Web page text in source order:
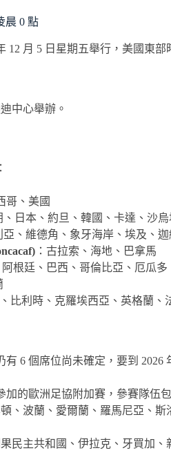
晨 0 點
12 月 5 日星期五舉行，美國東部
中心舉辦。
哥、美國
、日本、約旦、韓國、卡達、沙
亞、維德角、象牙海岸、埃及、
：古拉索、海地、巴拿馬
阿根廷、巴西、哥倫比亞、厄瓜
、比利時、克羅埃西亞、英格蘭
有 6 個席位尚未確定，要到 2026
加的歐洲足協附加賽，參賽隊伍
、波蘭、愛爾蘭、羅馬尼亞、斯
民主共和國、伊拉克、牙買加